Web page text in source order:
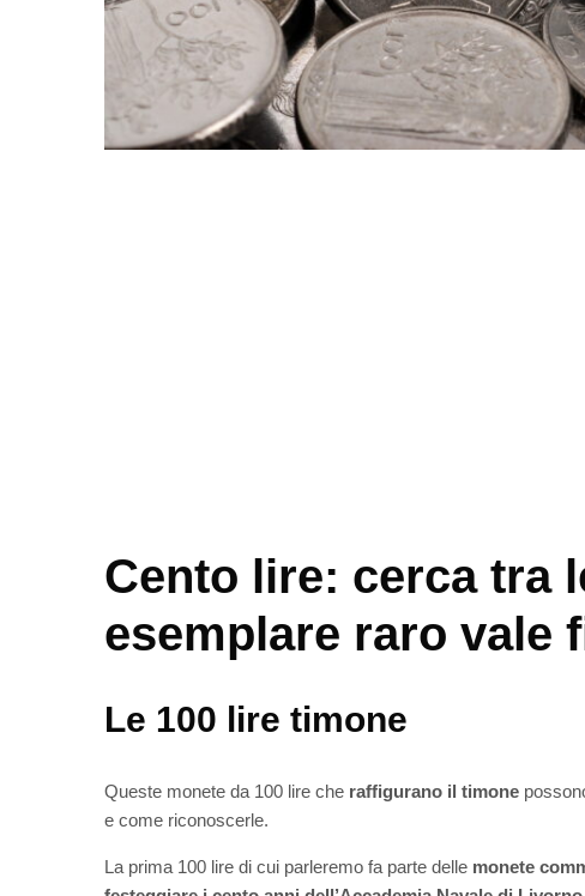
Cento lire: cerca tra
esemplare raro vale
Le 100 lire timone
Queste monete da 100 lire che raffigurano il timone
e come riconoscerle.
La prima 100 lire di cui parleremo fa parte delle monete